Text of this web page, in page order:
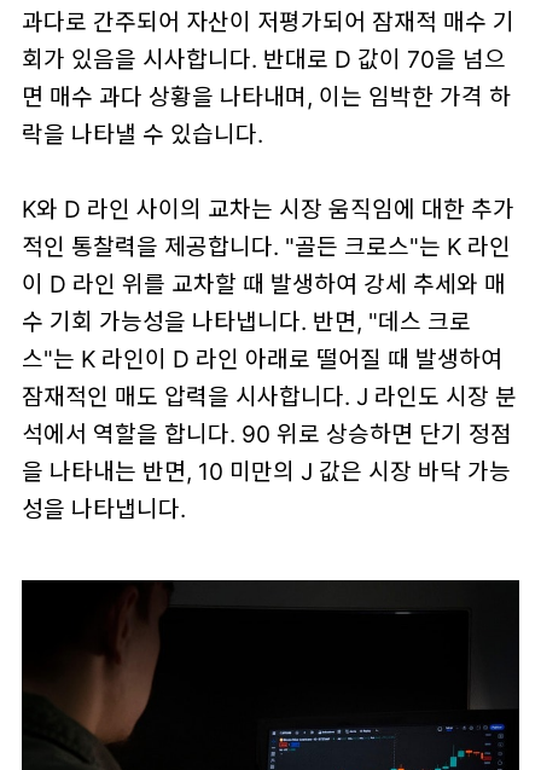
과다로 간주되어 자산이 저평가되어 잠재적 매수 기
회가 있음을 시사합니다. 반대로 D 값이 70을 넘으
면 매수 과다 상황을 나타내며, 이는 임박한 가격 하
락을 나타낼 수 있습니다.
K와 D 라인 사이의 교차는 시장 움직임에 대한 추가
적인 통찰력을 제공합니다. "골든 크로스"는 K 라인
이 D 라인 위를 교차할 때 발생하여 강세 추세와 매
수 기회 가능성을 나타냅니다. 반면, "데스 크로
스"는 K 라인이 D 라인 아래로 떨어질 때 발생하여
잠재적인 매도 압력을 시사합니다. J 라인도 시장 분
석에서 역할을 합니다. 90 위로 상승하면 단기 정점
을 나타내는 반면, 10 미만의 J 값은 시장 바닥 가능
성을 나타냅니다.